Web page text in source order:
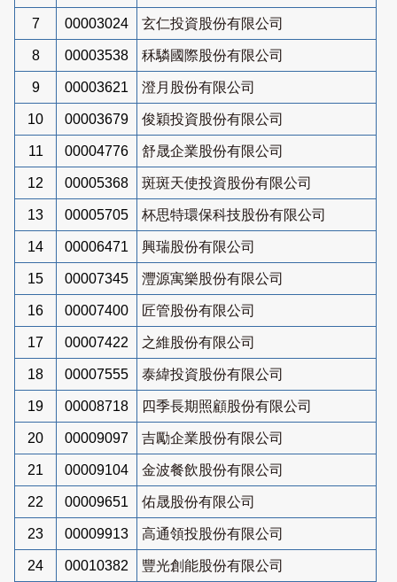
7 00003024 玄仁投資股份有限公司
8 00003538 秝驎國際股份有限公司
9 00003621 澄月股份有限公司
10 00003679 俊穎投資股份有限公司
11 00004776 舒晟企業股份有限公司
12 00005368 斑斑天使投資股份有限公司
13 00005705 杯思特環保科技股份有限公司
14 00006471 興瑞股份有限公司
15 00007345 灃源寓樂股份有限公司
16 00007400 匠管股份有限公司
17 00007422 之維股份有限公司
18 00007555 泰緯投資股份有限公司
19 00008718 四季長期照顧股份有限公司
20 00009097 吉勵企業股份有限公司
21 00009104 金波餐飲股份有限公司
22 00009651 佑晟股份有限公司
23 00009913 高通領投股份有限公司
24 00010382 豐光創能股份有限公司